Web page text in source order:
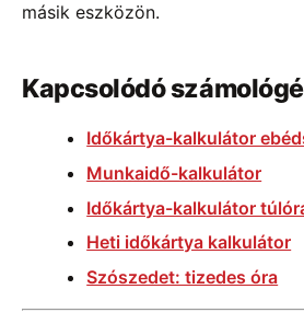
másik eszközön.
Kapcsolódó
Időkártya-kalkulátor
Munkaidő-kalkulátor
Időkártya-kalkulátor
Heti időkártya kalkulátor
Szószedet: tizedes óra